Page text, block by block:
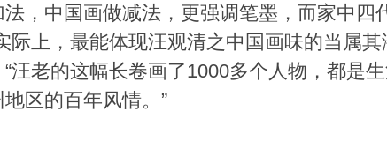
，中国画做减法，更强调笔墨，而家中
际上，最能体现汪观清之中国画味的当
汪老的这幅长卷画了1000多个人物，都是
区的百年风情。”